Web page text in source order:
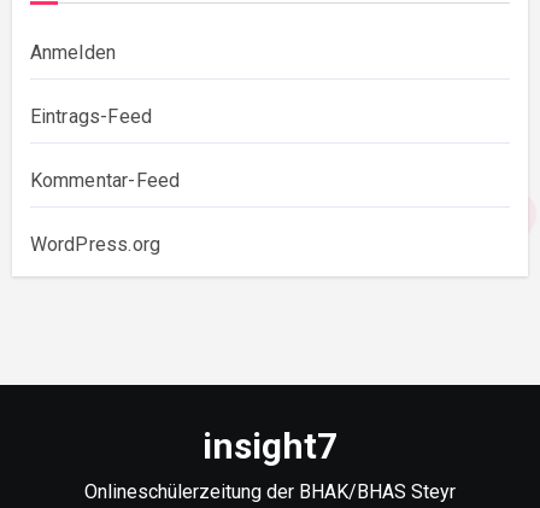
Anmelden
Eintrags-Feed
Kommentar-Feed
WordPress.org
insight7
Onlineschülerzeitung der BHAK/BHAS Steyr